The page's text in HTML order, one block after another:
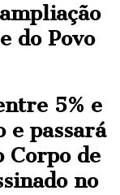
do Povo
5% e
e passará
Corpo de
no